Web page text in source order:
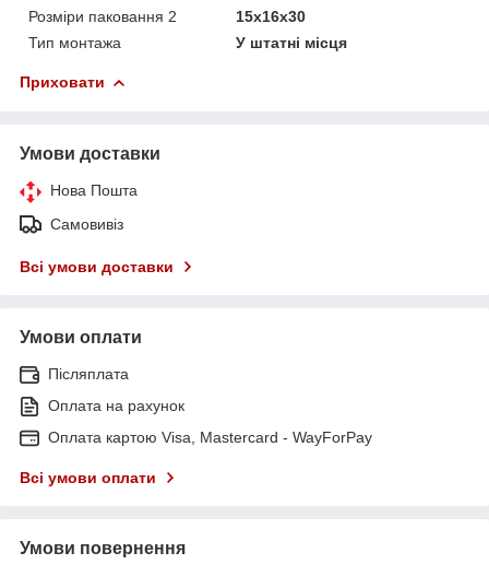
Розміри паковання 2
15x16x30
Тип монтажа
У штатні місця
Приховати
Умови доставки
Нова Пошта
Самовивіз
Всі умови доставки
Умови оплати
Післяплата
Оплата на рахунок
Оплата картою Visa, Mastercard - WayForPay
Всі умови оплати
Умови повернення